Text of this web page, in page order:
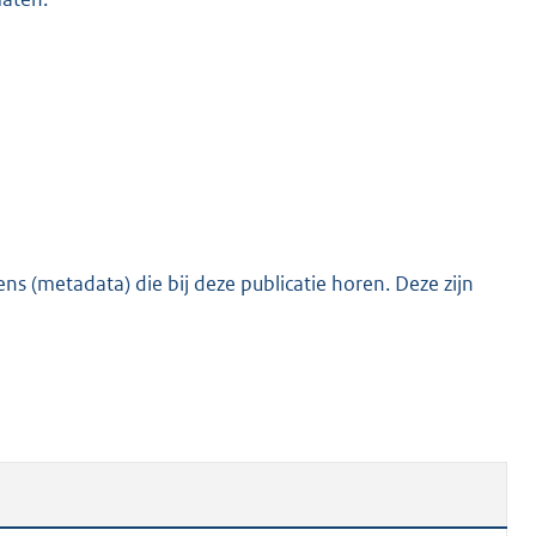
b
(metadata) die bij deze publicatie horen. Deze zijn